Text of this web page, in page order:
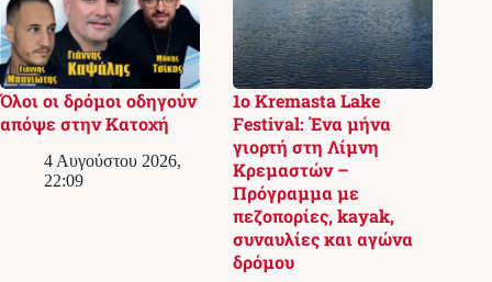
Όλοι οι δρόμοι οδηγούν
απόψε στην Κατοχή
4 Αυγούστου 2026,
22:09
1ο Kremasta Lake
Festival: Ένα μήνα
γιορτή στη Λίμνη
Κρεμαστών –
Πρόγραμμα με
πεζοπορίες, kayak,
συναυλίες και αγώνα
δρόμου